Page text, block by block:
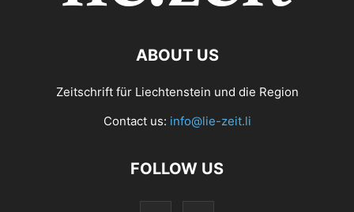
ABOUT US
Zeitschrift für Liechtenstein und die Region
Contact us: info@lie-zeit.li
FOLLOW US